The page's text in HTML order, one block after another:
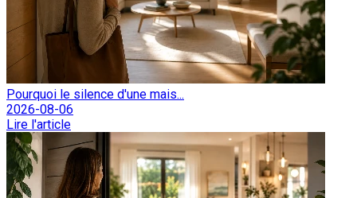
Pourquoi le silence d'une mais...
2026-08-06
Lire l'article